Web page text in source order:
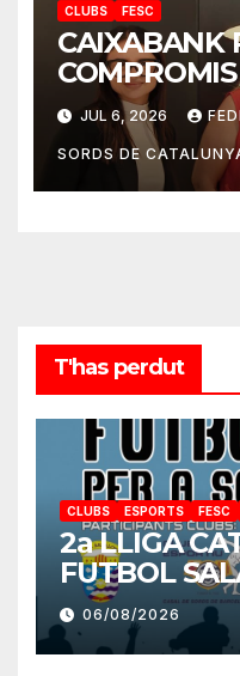
CLUBS FESC
CAIXABANK
JUL 6, 2026
SORDS DE
T'has perdut
CLUBS ESPORTS FESC
2a LLIGA
FUTBOL
2026-2027
06/08/2026